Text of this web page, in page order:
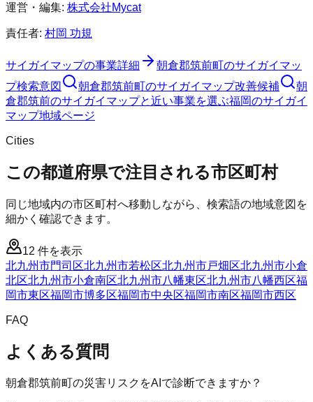
運営・編集: 株式会社Mycat
責任者: 村岡 功規
サイガイマップの事業詳細 朝倉郡筑前町のサイガイマッ
プ検索意図 朝倉郡筑前町のサイガイマップ改善候補
朝
倉郡筑前のサイガイマップと近い事業を選ぶ福岡のサイガイ
マップ地域ページ
Cities
この都道府県で注目される市区町村
同じ地域内の市区町村へ移動しながら、検索語の地域意図を
細かく確認できます。
12 件を表示
北九州市門司区北九州市若松区北九州市戸畑区北九州市小倉
北区北九州市小倉南区北九州市八幡東区北九州市八幡西区福
岡市東区福岡市博多区福岡市中央区福岡市南区福岡市西区
FAQ
よくある質問
朝倉郡筑前町の災害リスクをAIで診断できますか？